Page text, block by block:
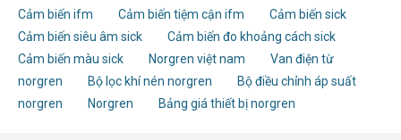
Cảm biến ifm
Cảm biến tiệm cận ifm
Cảm biến sick
Cảm biến siêu âm sick
Cảm biến đo khoảng cách sick
Cảm biến màu sick
Norgren việt nam
Van điện từ
norgren
Bộ lọc khí nén norgren
Bộ điều chỉnh áp suất
norgren
Norgren Bảng giá thiết bị norgren